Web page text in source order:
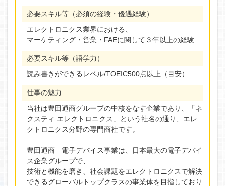
必要スキル等（必須の経験・優遇経験）
エレクトロニクス業界における、
マーケティング・営業・FAEに関して３年以上の経験
必要スキル等（語学力）
読み書きができるレベル/TOEIC500点以上（目安）
仕事の魅力
当社は豊田通商グループの中核をなす企業であり、「ネ
クスティ エレクトロニクス」という社名の通り、エレ
クトロニクス分野の専門商社です。
豊田通商 電子デバイス事業は、日本最大の電子デバイ
ス企業グループで、
技術と機能を磨き、社会課題をエレクトロニクスで解決
できるグローバルトップクラスの事業体を目指しており